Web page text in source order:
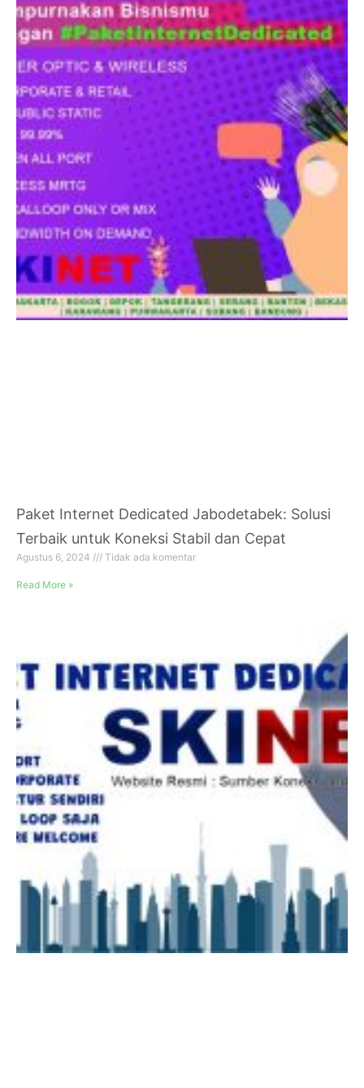
Paket Internet Dedicated Jabodetabek: Solusi
Terbaik untuk Koneksi Stabil dan Cepat
Agustus 6, 2024 Tidak ada komentar
Read More »